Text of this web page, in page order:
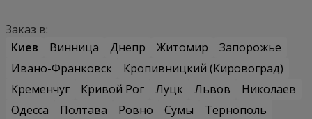
Заказ в:
Киев
Винница Днепр Житомир
Запорожье
Ивано-Франковск
Кропивницкий (Кировоград)
Кременчуг
Кривой Рог Луцк Львов
Николаев
Одесса
Полтава Ровно Сумы
Тернополь